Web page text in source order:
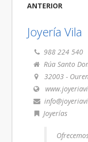
ANTERIOR
Joyería Vila
988 224 540
Rúa Santo
32003 -
Joyerías